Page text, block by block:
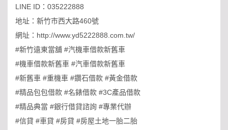
LINE ID：035222888
地址：新竹市西大路460號
網址：http://www.yd5222888.com.tw/
#新竹遠東當舖 #汽機車借款新舊車
#機車借款新舊車 #汽車借款新舊車
#新舊車 #重機車 #鑽石借款 #黃金借款
#精品包包借款 #名錶借款 #3C產品借款
#精品典當 #銀行借貸諮詢 #專業代辦
#信貸 #車貸 #房貸 #房屋土地一胎二胎